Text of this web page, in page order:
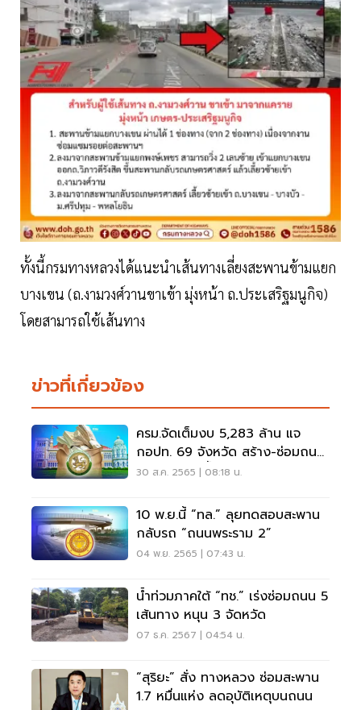
ทั้งนี้กรมทางหลวงได้แนะนำเส้นทางเลี่ยงสะพานข้ามแยก
บางเขน (ถ.งามวงศ์วานขาเข้า มุ่งหน้า ถ.ประเสริฐมนูกิจ)
โดยสามารถใช้เส้นทาง
ข่าวที่เกี่ยวข้อง
ครม.จัดเต็มงบ 5,283 ล้าน แจ
กอปท. 69 จังหวัด สร้าง-ซ่อมถนน
ทำแหล่งเก็บน้ำ
30 ส.ค. 2565 | 08:18 น.
10 พ.ย.นี้ “ทล.” ลุยทดสอบสะพาน
กลับรถ “ถนนพระราม 2”
04 พ.ย. 2565 | 07:43 น.
น้ำท่วมภาคใต้ “ทช.” เร่งซ่อมถนน 5
เส้นทาง หนุน 3 จัดหวัด
07 ธ.ค. 2567 | 04:54 น.
“สุริยะ” สั่ง ทางหลวง ซ่อมสะพาน
1.7 หมื่นแห่ง ลดอุบัติเหตุบนถนน